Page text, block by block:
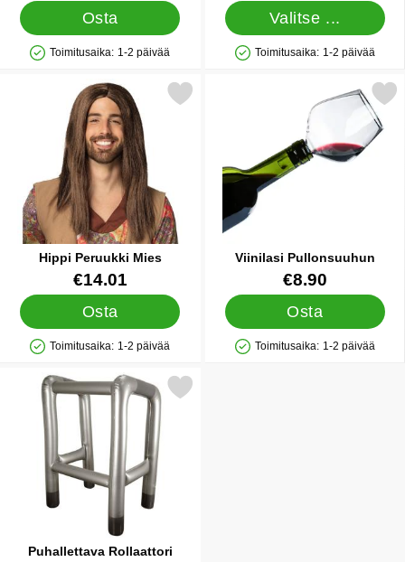
Osta
Saatavuus: Varastossa
Toimitusaika: 1-2 päivää
Valitse ...
Saatavuus: Varastossa
Toimitusaika: 1-2 päivää
Hippi Peruukki Mies
Tuote.nro 38312€14.01
Osta
Saatavuus: Varastossa
Toimitusaika: 1-2 päivää
Merkitse hippi Peruukki Mies suosikiksi
Viinilasi Pullonsuuhun
Tuote.nro 23724
€8.90
Osta
Saatavuus: Varastossa
Toimitusaika: 1-2 päivää
Merkitse viinilasi
Puhallettava Rollaattori
Merkitse puhallettava Rollaattori suosikiksi